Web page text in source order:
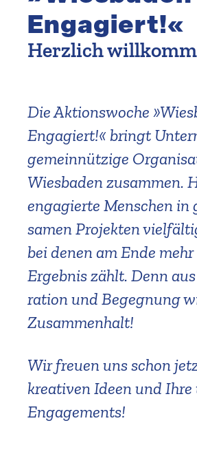
Engagiert!«
Herzlich
Die Aktions­woche
Engagiert!« bringt
gemein­nützige
Wiesbaden zusammen.
engagierte Menschen
samen Projekten
bei denen am Ende mehr
Ergebnis zählt. Denn
ration und Begegnung
Zusammenhalt!
Wir freuen uns schon
kreativen Ideen und
Engagements!